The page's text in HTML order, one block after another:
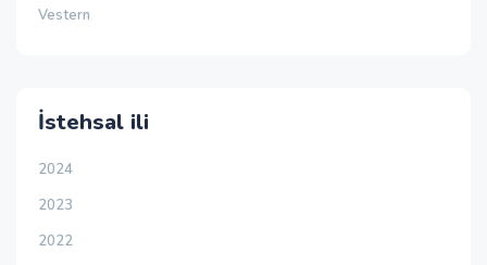
Vestern
İstehsal ili
2024
2023
2022